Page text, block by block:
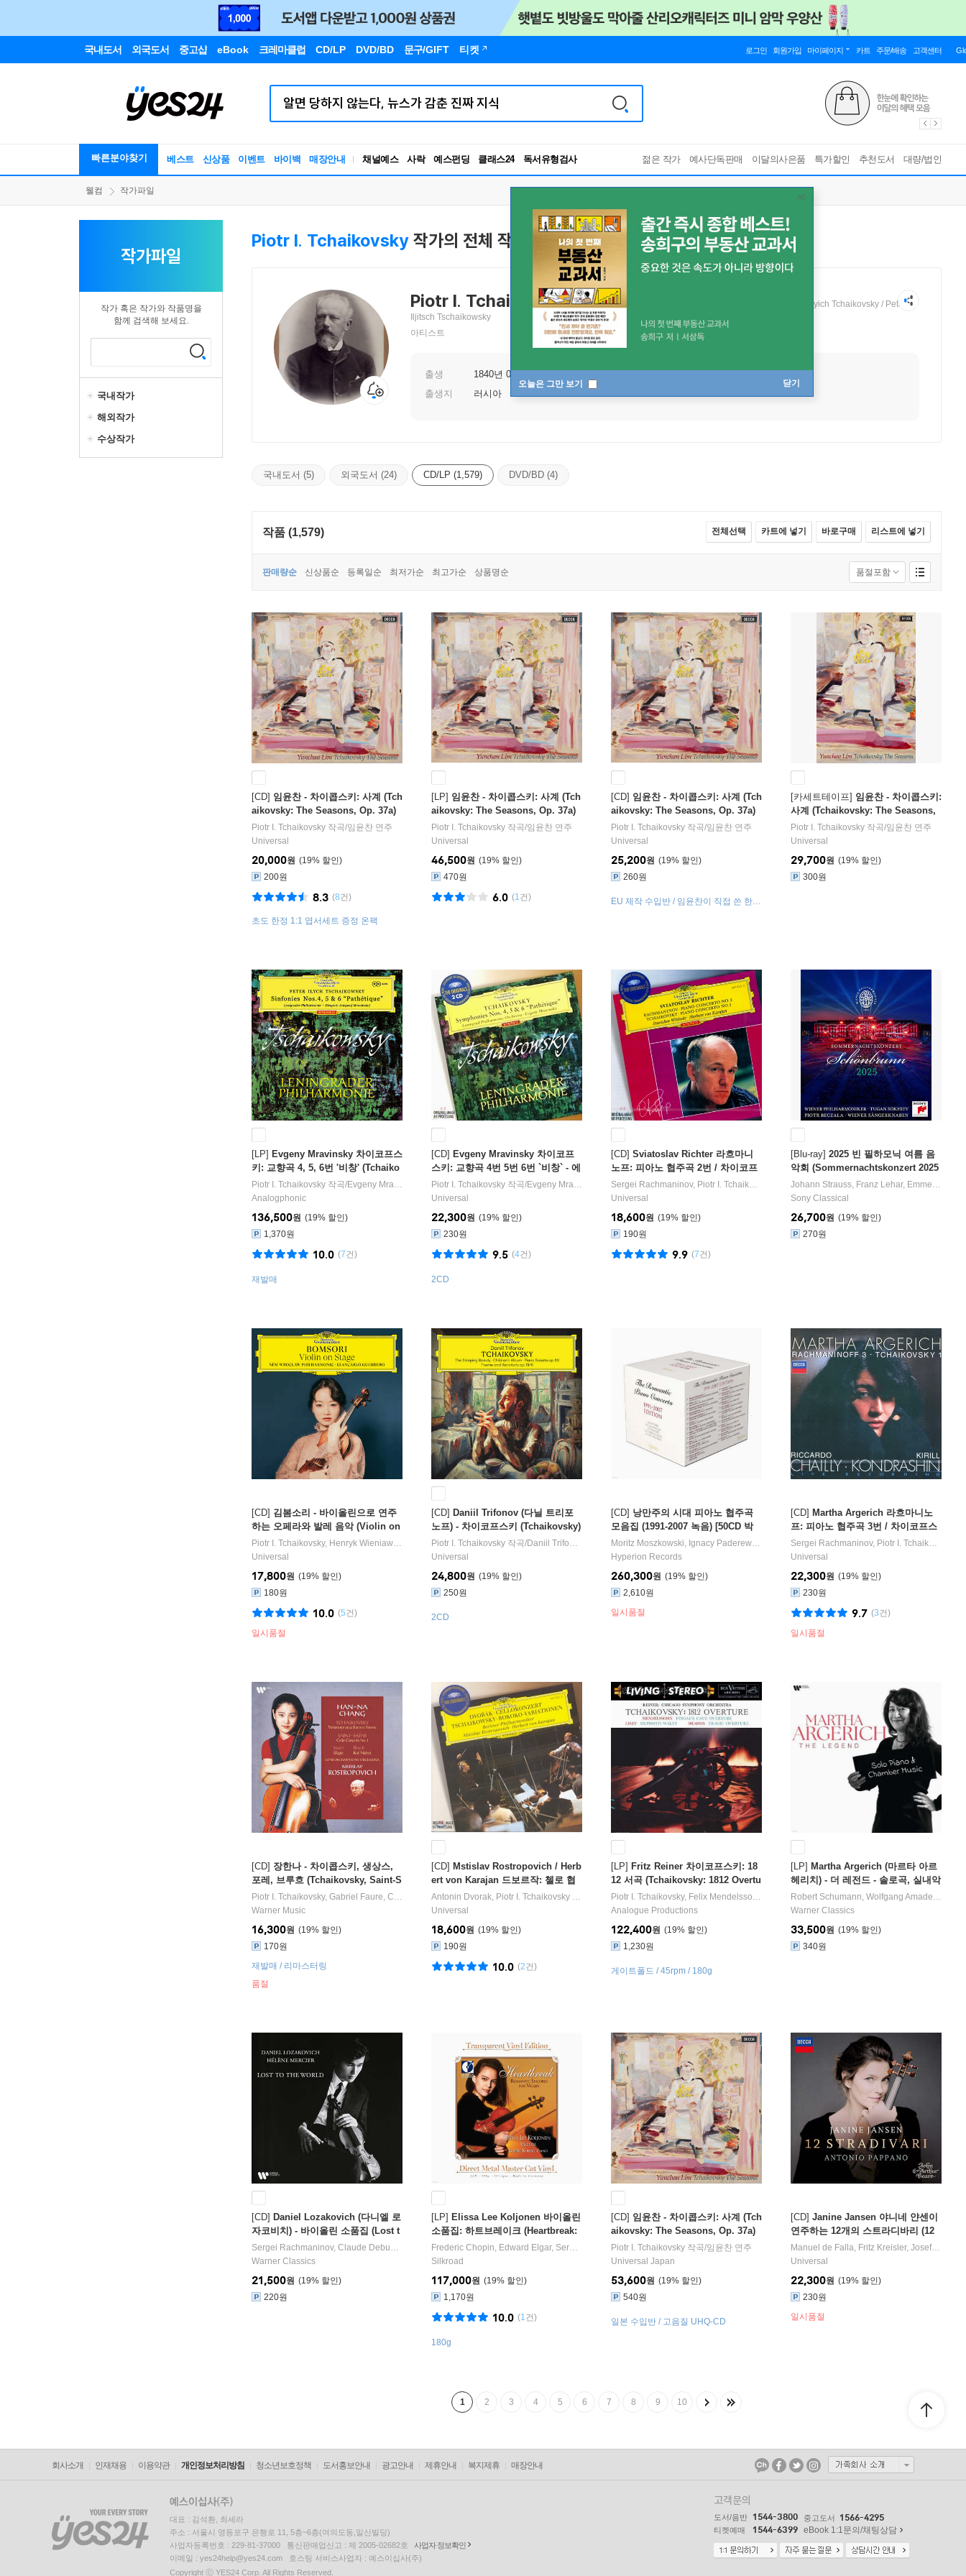
국내도서 외국도서 중고샵 eBook 크레마클럽 CD/LP DVD/BD 문구/GIFT 티켓 로그인 회원가입 마이페이지 카트 주문/배송 고객센터
빠른분야찾기 베스트 신상품 이벤트 바이백 매장안내 채널예스 사락 예스펀딩 클래스24
RBTI Lab
독서유형검사
젊은 작가 예사단독판매 이달의사은품 특가할인 추천도서 대량/법인
오늘은 그만 보기 닫기
웰컴 작가파일
작가파일
작가 혹은 작가와 작품명을
함께 검색해 보세요.
국내작가
해외작가
수상작가
Piotr I. Tchaikovsky 작가의 전체 작품
Piotr I. Tchaikovsky 표트르 일리치 차이코프스키
Piotr Ilyich Tchaikovsky / Peter Ilyich Tchaikovsky / Peter
Iljitsch Tschaikowsky
아티스트
출생 1840년 05월 07일
출생지
러시아
국내도서 (5) 외국도서 (24) CD/LP (1,579) DVD/BD (4)
작품 (1,579) 전체선택 카트에 넣기 바로구매 리스트에 넣기
판매량순 신상품순 등록일순 최저가순 최고가순 상품명순
[CD] 임윤찬 - 차이콥스키: 사계 (Tch
aikovsky: The Seasons, Op. 37a)
Piotr I. Tchaikovsky 작곡/임윤찬 연주
Universal
초도 한정 1:1 엽서세트 증정 온팩
19%
20,000원
200원
(8건)
8.3
[LP] 임윤찬 - 차이콥스키: 사계 (Tch
aikovsky: The Seasons, Op. 37a)
[LP]
Piotr I. Tchaikovsky 작곡/임윤찬 연주
Universal
19%
46,500원
470원
(1건)
6.0
[CD] 임윤찬 - 차이콥스키: 사계 (Tch
aikovsky: The Seasons, Op. 37a)
Piotr I. Tchaikovsky 작곡/임윤찬 연주
Universal
19%
25,200원
260원
EU 제작 수입반 / 임윤찬이 직접 쓴 한글
[카세트테이프] 임윤찬 - 차이콥스키:
사계 (Tchaikovsky: The Seasons,
Op. 37a) [카세트테이프]
Piotr I. Tchaikovsky 작곡/임윤찬 연주
Universal
19%
29,700원
300원
[LP] Evgeny Mravinsky 차이코프스
키: 교향곡 4, 5, 6번 '비창' (Tchaiko
vsky: Symphonies Op.36, Op.64
& Op.74 'Pathetique') [3 LP]
Piotr I. Tchaikovsky 작곡/Evgeny Mravinsky 지휘/Leningrad Philharmonic Orchestra오케스트라
Analogphonic
19%
136,500원
1,370원
(7건)
10.0
재발매
[CD] Evgeny Mravinsky 차이코프
스키: 교향곡 4번 5번 6번 `비창` - 에
브게니 므라빈스키 (Tchaikovsky: S
ymphony Op.36, Op.64, Op.74)
Piotr I. Tchaikovsky 작곡/Evgeny Mravinsky 지휘/Leningrad Philharmonic Orchestra오케스트라
Universal
19%
22,300원
230원
(4건)
9.5
2CD
[CD] Sviatoslav Richter 라흐마니
노프: 피아노 협주곡 2번 / 차이코프
스키: 협주곡 1번 (Rachmaninov: P
iano Concerto No.2 / Tchaikovsk
Sergei Rachmaninov, Piotr I. Tchaikovsky 작곡/Sviatoslav Richter연주/Herbert von Karajan
Universal
19%
18,600원
190원
(7건)
9.9
[Blu-ray] 2025 빈 필하모닉 여름 음
악회 (Sommernachtskonzert 2025
/ Summer Night Concert 2025) [Bl
u-ray]
Johann Strauss, Franz Lehar, Emmerich Kalman
Sony Classical
19%
26,700원
270원
[CD] 김봄소리 - 바이올린으로 연주
하는 오페라와 발레 음악 (Violin on
Stage)
Piotr I. Tchaikovsky, Henryk Wieniawski Christoph Willibald Gluck ,Jules Massenet,Camille Saint-Saens작곡 외 3명
Universal
19%
17,800원
180원
(5건)
10.0
일시품절
[CD] Daniil Trifonov (다닐 트리포
노프) - 차이코프스키 (Tchaikovsky)
Piotr I. Tchaikovsky 작곡/Daniil Trifonov
Universal
19%
24,800원
250원
2CD
[CD] 낭만주의 시대 피아노 협주곡
모음집 (1991-2007 녹음) [50CD 박
스세트]
Moritz Moszkowski, Ignacy Paderewski Nikolai Rimsky-Korsakov,Felix Mendelssohn
Hyperion Records
19%
260,300원
2,610원
일시품절
[CD] Martha Argerich 라흐마니노
프: 피아노 협주곡 3번 / 차이코프스
키: 1번 - 마르타 아르헤리치 (Rach
maninov / Tchaikovsky: Piano Co
Sergei Rachmaninov, Piotr I. Tchaikovsky
Universal
19%
22,300원
230원
(3건)
9.7
일시품절
[CD] 장한나 - 차이콥스키, 생상스,
포레, 브루흐 (Tchaikovsky, Saint-S
aens, Faure, Bruch)
Piotr I. Tchaikovsky, Gabriel Faure, Camille Saint-Saens ,Max Bruch 작곡/장한나연주 외 2명
Warner Music
19%
16,300원
170원
품절
재발매 / 리마스터링
[CD] Mstislav Rostropovich / Herb
ert von Karajan 드보르작: 첼로 협
주곡 / 차이코프스키: 로코코 변주곡
(Dvorak: Cello Concerto)
Antonin Dvorak, Piotr I. Tchaikovsky Mstislav Rostropovich연주/ Herbert von Karajan 지휘/Berliner Philharmoniker오케스트라
Universal
19%
18,600원
190원
(2건)
10.0
[LP] Fritz Reiner 차이코프스키: 18
12 서곡 (Tchaikovsky: 1812 Overtu
re) [2LP]
Piotr I. Tchaikovsky, Felix Mendelssohn Franz Liszt,Johannes Brahms작곡/Fritz Reiner
Analogue Productions
19%
122,400원
1,230원
게이트폴드 / 45rpm / 180g
[LP] Martha Argerich (마르타 아르
헤리치) - 더 레전드 - 솔로곡, 실내악
하이라이트 모음집 [LP]
Robert Schumann, Wolfgang Amadeus Mozart
Warner Classics
19%
33,500원
340원
[CD] Daniel Lozakovich (다니엘 로
자코비치) - 바이올린 소품집 (Lost t
o the World)
Sergei Rachmaninov, Claude Debussy Gabriel Faure, Phillipe Sarde,Piotr I. Tchaikovsky
작곡 외 7명
Warner Classics
19%
21,500원
220원
[LP] Elissa Lee Koljonen 바이올린
소품집: 하트브레이크 (Heartbreak:
Romantic Encores For Violin) [투
명 클리어 컬러 2LP]
Frederic Chopin, Edward Elgar, Sergei Rachmaninov ,Fritz Kreisler,Franz Liszt작곡 외 11명
Silkroad
19%
117,000원
1,170원
(1건)
10.0
180g
[CD] 임윤찬 - 차이콥스키: 사계 (Tch
aikovsky: The Seasons, Op. 37a)
Piotr I. Tchaikovsky 작곡/임윤찬 연주
Universal Japan
19%
53,600원
540원
일본 수입반 / 고음질 UHQ-CD
[CD] Janine Jansen 야니네 얀센이
연주하는 12개의 스트라디바리 (12
Stradivari)
Manuel de Falla, Fritz Kreisler, Josef Suk
Universal
19%
22,300원
230원
일시품절
1 2 3 4 5 6 7 8 9 10
회사소개 인재채용 이용약관 개인정보처리방침 청소년보호정책 도서홍보안내 광고안내 제휴안내 복지제휴 매장안내
대표 : 김석환, 최세라
주소 : 서울시 영등포구 은행로 11, 5층~6층(여의도동,일신빌딩)
사업자등록번호 : 229-81-37000 통신판매업신고 : 제 2005-02682호
사업자 정보확인
이메일 : yes24help@yes24.com 호스팅 서비스사업자 : 예스이십사(주)
Copyright ⓒ YES24 Corp. All Rights Reserved.
고객문의
도서/음반 1544-3800 중고도서 1566-4295
티켓예매 1544-6399 eBook 1:1문의/채팅상담